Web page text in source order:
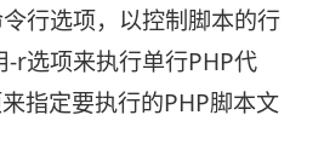
行选项，以控制脚本的行
-r选项来执行单行PHP代
指定要执行的PHP脚本文